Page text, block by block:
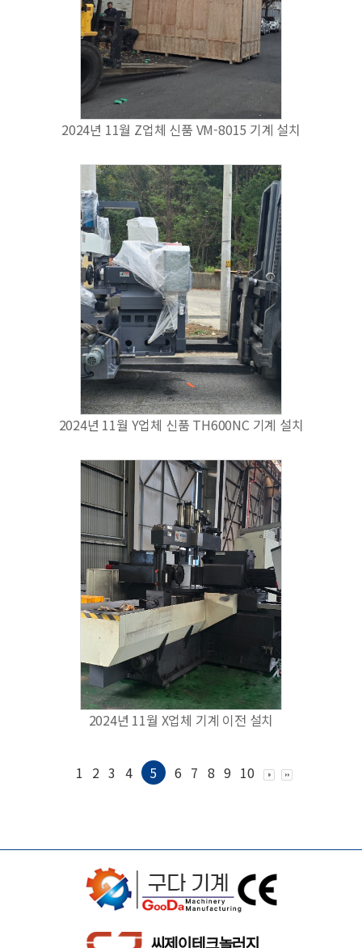
2024년 11월 Z업체 신품 VM-8015 기계 설치
2024년 11월 Y업체 신품 TH600NC 기계 설치
2024년 11월 X업체 기계 이전 설치
1 2 3 4 5 6 7 8 9 10
씨제이테크놀러지